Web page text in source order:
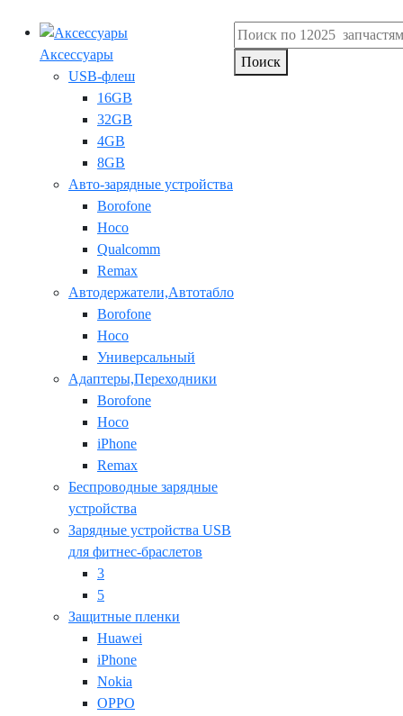
Аксессуары
USB-флеш
16GB
32GB
4GB
8GB
Авто-зарядные устройства
Borofone
Hoco
Qualcomm
Remax
Автодержатели,Автотабло
Borofone
Hoco
Универсальный
Адаптеры,Переходники
Borofone
Hoco
iPhone
Remax
Беспроводные зарядные
устройства
Зарядные устройства USB
для фитнес-браслетов
3
5
Защитные пленки
Huawei
iPhone
Nokia
OPPO
Поиск